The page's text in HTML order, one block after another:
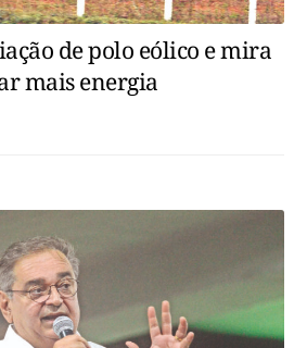
de polo eólico e mira
mais energia